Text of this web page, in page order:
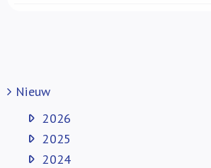
Nieuw
2026
2025
2024